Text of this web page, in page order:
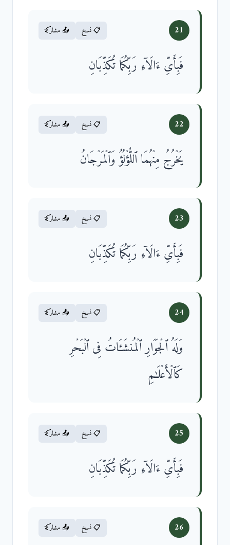
21 📋 نسخ 📤 مشاركة
فَبِأَیِّ ءَالَاۤءِ رَبِّكُمَا تُكَذِّبَانِ
22 📋 نسخ 📤 مشاركة
یَخۡرُجُ مِنۡهُمَا ٱللُّؤۡلُؤُ وَٱلۡمَرۡجَانُ
23 📋 نسخ 📤 مشاركة
فَبِأَیِّ ءَالَاۤءِ رَبِّكُمَا تُكَذِّبَانِ
24 📋 نسخ 📤 مشاركة
وَلَهُ ٱلۡجَوَارِ ٱلۡمُنشَـَٔاتُ فِی ٱلۡبَحۡرِ
كَٱلۡأَعۡلَـٰمِ
25 📋 نسخ 📤 مشاركة
فَبِأَیِّ ءَالَاۤءِ رَبِّكُمَا تُكَذِّبَانِ
26 📋 نسخ 📤 مشاركة